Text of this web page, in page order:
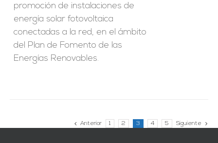
promoción de instalaciones de
energía solar fotovoltaica
conectadas a la red, en el ámbito
del Plan de Fomento de las
Energías Renovables.
Anterior 1 2 3 4 5 Siguiente